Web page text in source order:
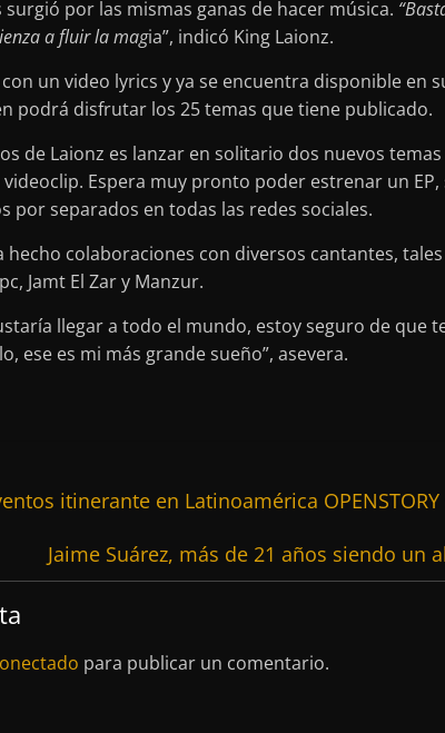
por las mismas ganas de hacer música.
a fluir la magia”, indicó King Laionz.
un video lyrics y ya se encuentra disponible en
podrá disfrutar los 25 temas que tiene publicado.
de Laionz es lanzar en solitario dos nuevos temas
Espera muy pronto poder estrenar un
por separados en todas las redes sociales.
colaboraciones con diversos cantantes, tales
Jamt El Zar y Manzur.
llegar a todo el mundo, estoy seguro de que
ese es mi más grande sueño”, asevera.
itinerante en Latinoamérica
Jaime Suárez, más de 21 años siendo un
para publicar un comentario.